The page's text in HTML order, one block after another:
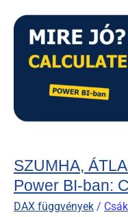
SZUMHA,
Power BI-ban:
DAX függvények /
ÁTLAGHA,
DARABHA
Power
CALCULATE